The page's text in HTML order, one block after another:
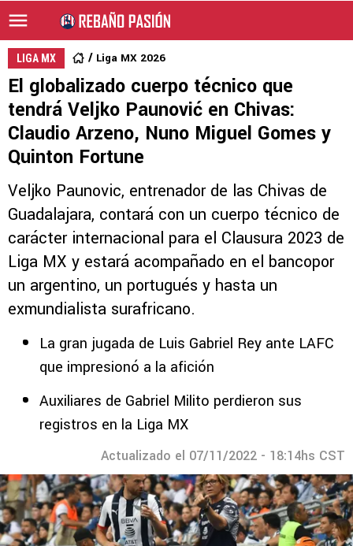
LIGA MX Liga MX 2026
El globalizado cuerpo técnico que
tendrá Veljko Paunović en Chivas:
Claudio Arzeno, Nuno Miguel Gomes y
Quinton Fortune
Veljko Paunovic, entrenador de las Chivas de
Guadalajara, contará con un cuerpo técnico de
carácter internacional para el Clausura 2023 de
Liga MX y estará acompañado en el bancopor
un argentino, un portugués y hasta un
exmundialista surafricano.
La gran jugada de Luis Gabriel Rey ante LAFC
que impresionó a la afición
Auxiliares de Gabriel Milito perdieron sus
registros en la Liga MX
Actualizado el 07/11/2022 - 18:14hs CST